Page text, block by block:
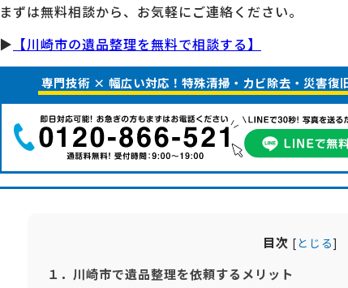
まずは無料相談から、お気軽にご連絡ください。
▶ 【川崎市の遺品整理を無料で相談する】
専門技術 × 幅広い対応！特殊清掃・カビ除去・災害復
目次 [とじる]
１．川崎市で遺品整理を依頼するメリット